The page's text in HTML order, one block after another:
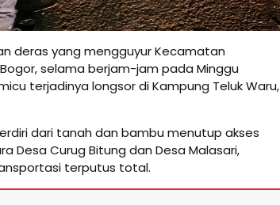
deras yang mengguyur Kecamatan
selama berjam-jam pada Minggu
terjadinya longsor di Kampung Teluk Waru,
dari tanah dan bambu menutup akses
Desa Curug Bitung dan Desa Malasari,
terputus total.